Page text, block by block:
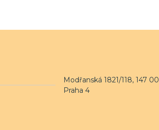
Modřanská 1821/118, 147 00
Praha 4